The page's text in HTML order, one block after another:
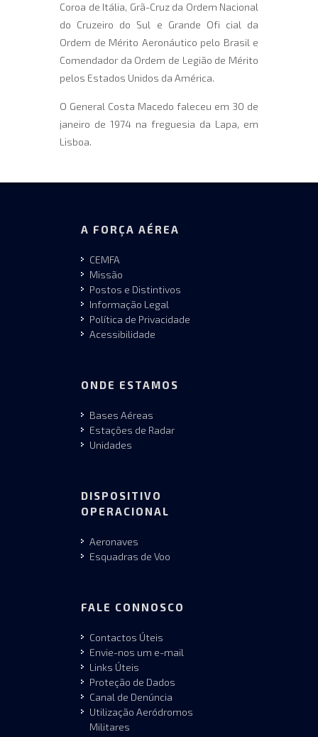
Coroa de Itália, Grã-Cruz da Ordem Nacional
do Cruzeiro do Sul e Grande Ofi cial da
Ordem de Mérito Aeronáutico pelo Brasil e
Comendador da Ordem de Legião de Mérito
pelos Estados Unidos da América.
O General Costa Macedo faleceu em 30 de
janeiro de 1974 na freguesia da Lapa, em
Lisboa.
A FORÇA AÉREA
CEMFA
Missão
Postos e Distintivos
Informação Legal
Política de Privacidade
Acessibilidade
ONDE ESTAMOS
Bases Aéreas
Estações de Radar
Unidades
DISPOSITIVO
OPERACIONAL
Aeronaves
Esquadras de Voo
FALE CONNOSCO
Contactos Úteis
Envie-nos um e-mail
Links Úteis
Proteção de Dados
Canal de Denúncia
Utilização Aeródromos
Militares